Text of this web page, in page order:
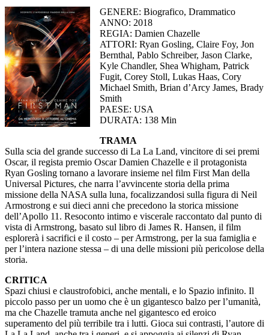
GENERE: Biografico, Drammatico
ANNO: 2018
REGIA: Damien Chazelle
ATTORI: Ryan Gosling, Claire Foy, Jon
Bernthal, Pablo Schreiber, Jason Clarke,
Kyle Chandler, Shea Whigham, Patrick
Fugit, Corey Stoll, Lukas Haas, Cory
Michael Smith, Brian d’Arcy James, Brady
Smith
PAESE: USA
DURATA: 138 Min
TRAMA
Sulla scia del grande successo di La La Land, vincitore di sei premi
Oscar, il regista premio Oscar Damien Chazelle e il protagonista
Ryan Gosling tornano a lavorare insieme nel film First Man della
Universal Pictures, che narra l’avvincente storia della prima
missione della NASA sulla luna, focalizzandosi sulla figura di Neil
Armostrong e sui dieci anni che precedono la storica missione
dell’Apollo 11. Resoconto intimo e viscerale raccontato dal punto di
vista di Armstrong, basato sul libro di James R. Hansen, il film
esplorerà i sacrifici e il costo – per Armstrong, per la sua famiglia e
per l’intera nazione stessa – di una delle missioni più pericolose della
storia.
CRITICA
Spazi chiusi e claustrofobici, anche mentali, e lo Spazio infinito. Il
piccolo passo per un uomo che è un gigantesco balzo per l’umanità,
ma che Chazelle tramuta anche nel gigantesco ed eroico
superamento del più terribile tra i lutti. Gioca sui contrasti, l’autore di